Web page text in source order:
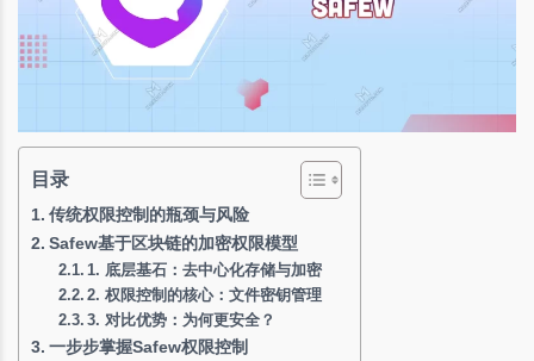
目录
传统权限控制的瓶颈与风险
Safew基于区块链的加密权限模型
1. 底层基石：去中心化存储与加密
2. 权限控制的核心：文件密钥管理
3. 对比优势：为何更安全？
一步步掌握Safew权限控制